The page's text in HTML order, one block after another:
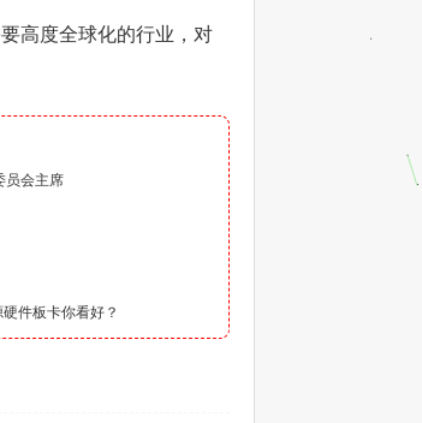
高度全球化的行业，对
员会主席
件板卡你看好？